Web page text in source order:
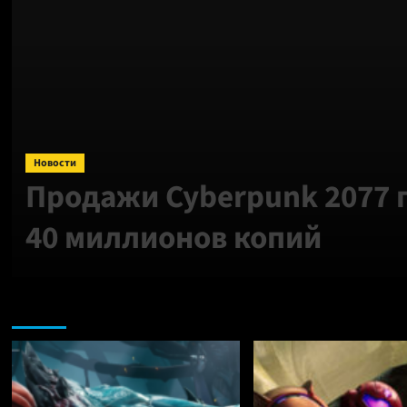
Новости
Продажи Cyberpunk 2077
40 миллионов копий